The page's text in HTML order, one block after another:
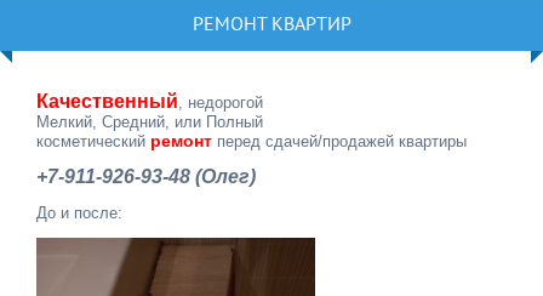
РЕМОНТ КВАРТИР
Качественный , недорогой
Мелкий, Средний, или Полный
косметический ремонт перед сдачей/продажей квартиры
+7-911-926-93-48 (Олег)
До и после: